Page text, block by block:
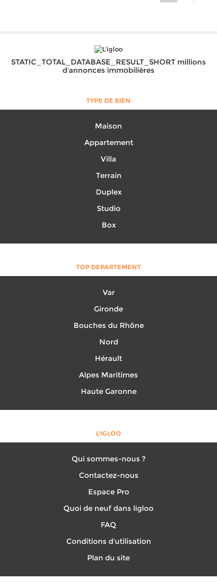
STATIC_TOTAL_DATABASE_RESULT_SHORT millions
d'annonces immobilières
TYPE DE BIEN
Maison
Appartement
Villa
Terrain
Duplex
Studio
Box
TOP DEPARTEMENT
Var
Gironde
Bouches du Rhône
Nord
Hérault
Alpes Maritimes
Haute Garonne
L'IGLOO
Qui sommes-nous ?
Contactez-nous
Espace Pro
Quoi de neuf dans ligloo
FAQ
Conditions d'utilisation
Plan du site